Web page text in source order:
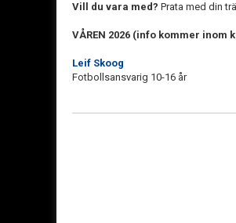
Vill du vara med? Prata med din
VÅREN 2026 (info kommer inom
Leif Skoog
Fotbollsansvarig 10-16 år